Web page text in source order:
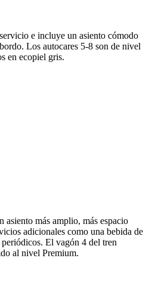
e incluye un asiento cómodo
Los autocares 5-8 son de nivel
en ecopiel gris.
más amplio, más espacio
adicionales como una bebida de
El vagón 4 del tren
al nivel Premium.